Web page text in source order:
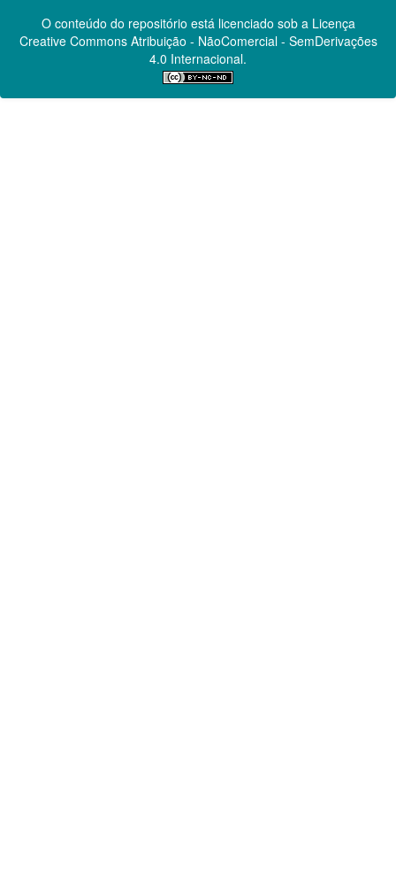
O conteúdo do repositório está licenciado sob a Licença
Creative CommonsAtribuição - NãoComercial - SemDerivações
4.0 Internacional.